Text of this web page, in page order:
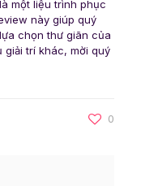
một liệu trình phục
này giúp quý
chọn thư giãn của
giải trí khác, mời quý
0